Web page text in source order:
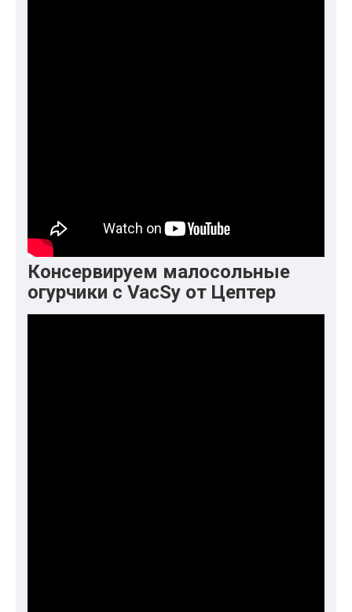
Консервируем малосольные
огурчики с VacSy от Цептер